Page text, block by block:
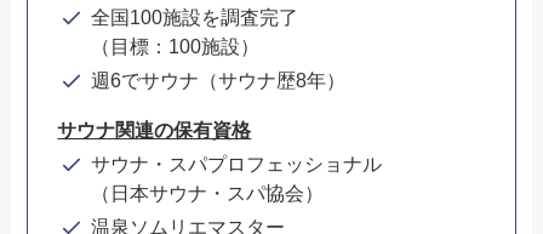
全国100施設を調査完了
（目標：100施設）
週6でサウナ（サウナ歴8年）
サウナ関連の保有資格
サウナ・スパプロフェッショナル
（日本サウナ・スパ協会）
温泉ソムリエマスター